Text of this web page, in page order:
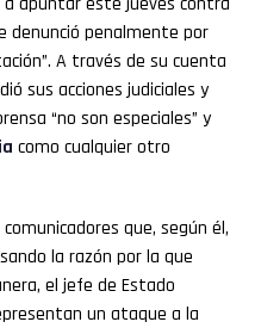
denunció penalmente por
A través de su cuenta
sus acciones judiciales y
“no son especiales” y
como cualquier otro
que, según él,
la razón por la que
el jefe de Estado
un ataque a la